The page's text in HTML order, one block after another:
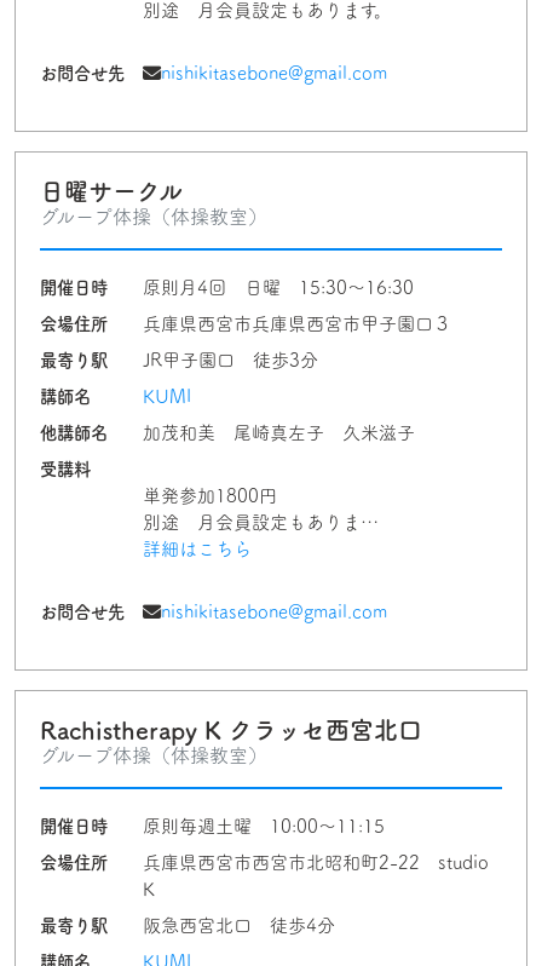
別途 月会員設定もあります。
お問合せ先 nishikitasebone@gmail.com
日曜サークル
グループ体操（体操教室）
開催日時
原則月4回 日曜 15:30～16:30
会場住所
兵庫県西宮市兵庫県西宮市甲子園口３
最寄り駅
JR甲子園口 徒歩3分
講師名
KUMI
他講師名
加茂和美 尾崎真左子 久米滋子
受講料
単発参加1800円
別途 月会員設定もありま…
詳細はこちら
お問合せ先 nishikitasebone@gmail.com
Rachistherapy K クラッセ西宮北口
グループ体操（体操教室）
開催日時
原則毎週土曜 10:00～11:15
会場住所
兵庫県西宮市西宮市北昭和町2-22 studio
K
最寄り駅
阪急西宮北口 徒歩4分
講師名
KUMI